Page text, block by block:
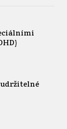
udržitelné